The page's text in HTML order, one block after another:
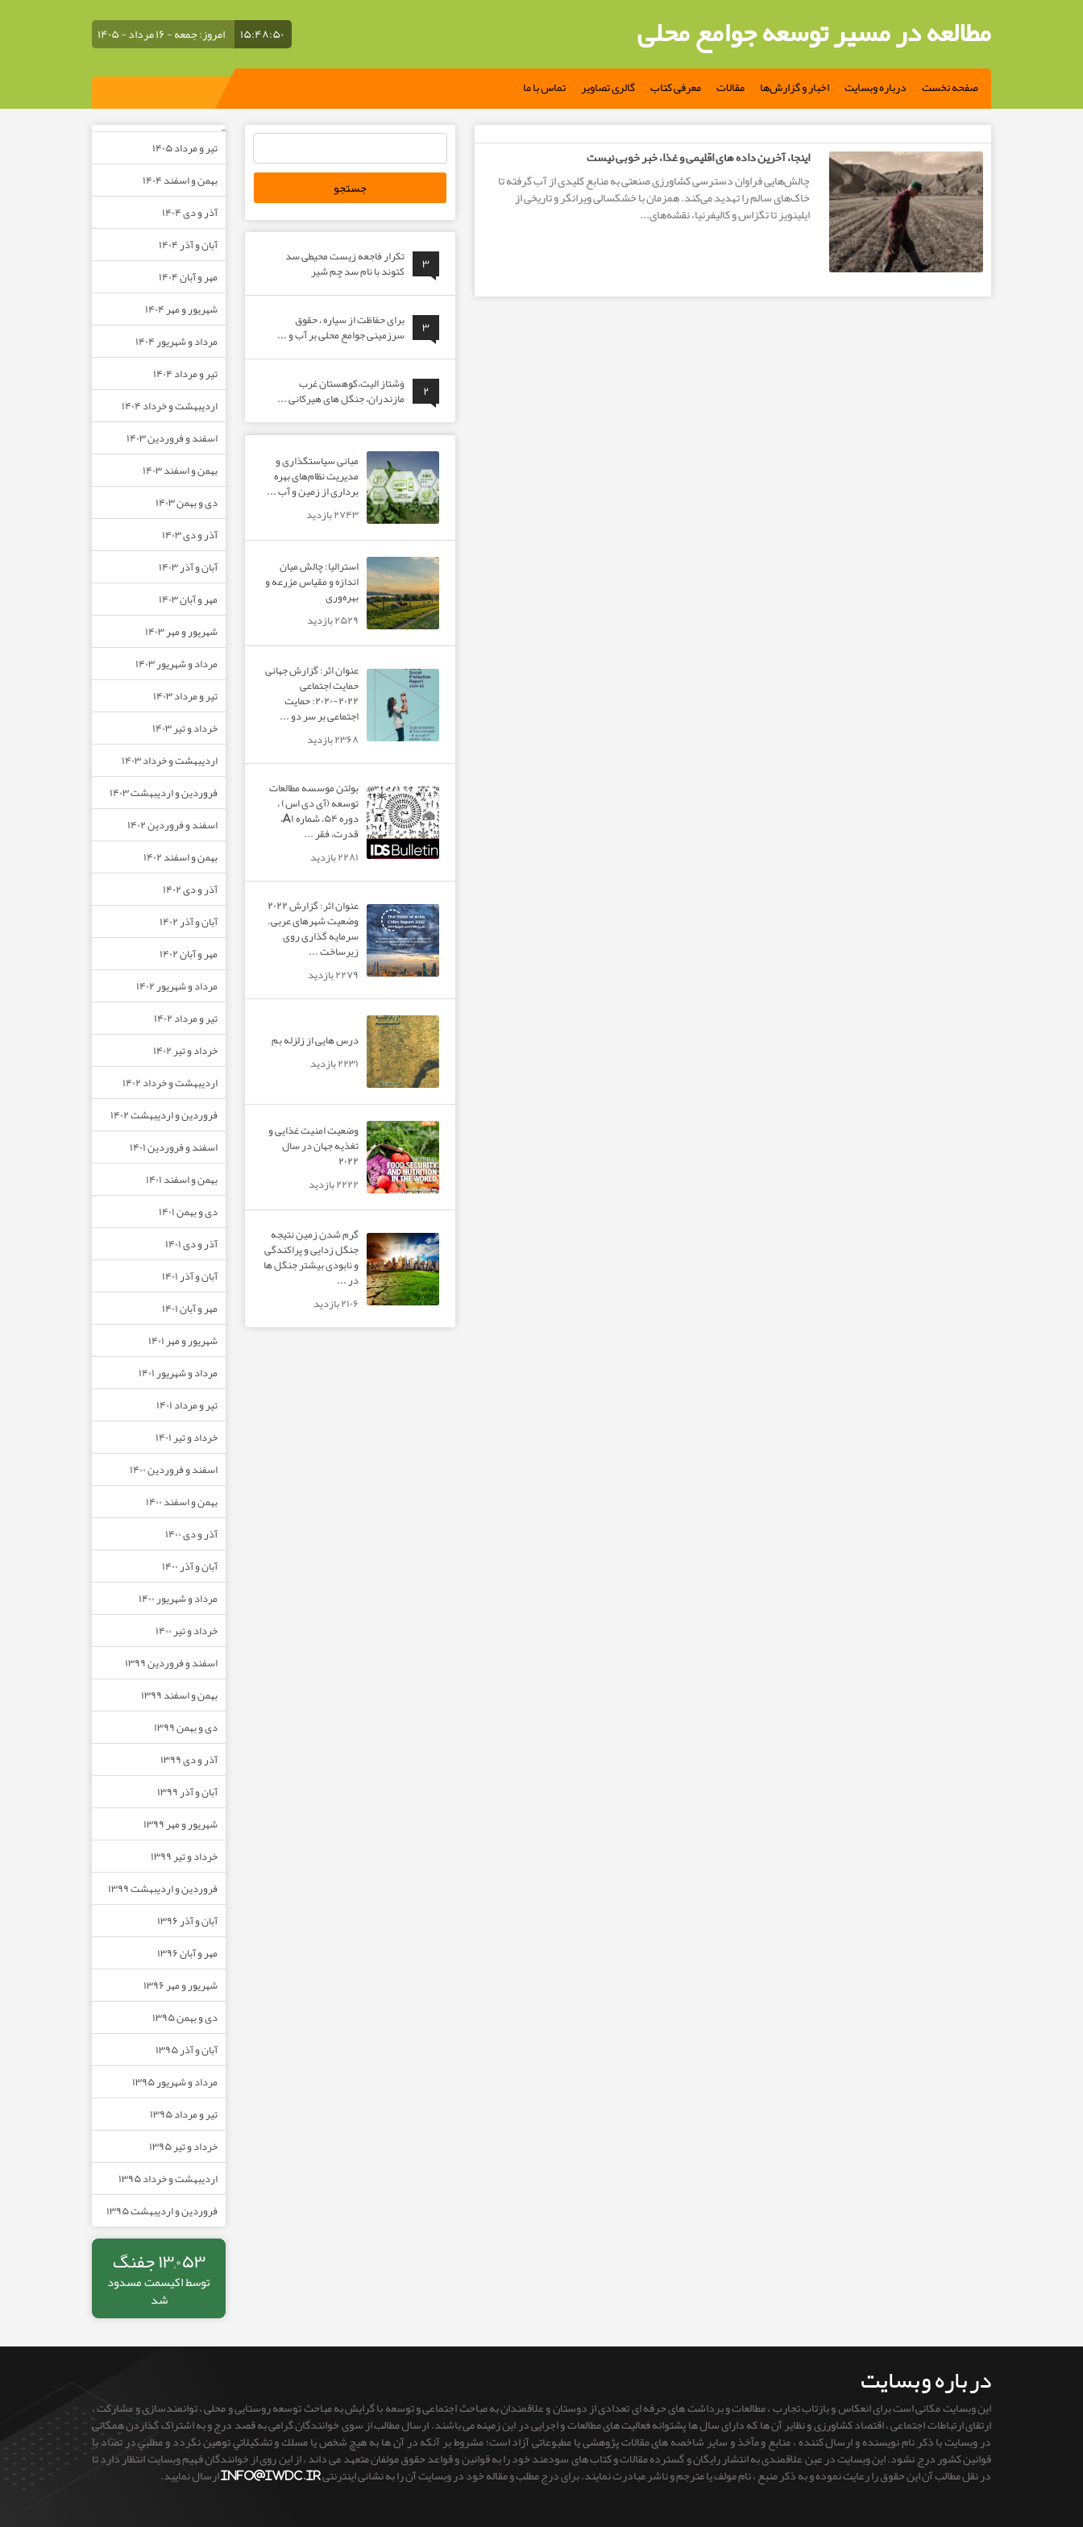
مطالعه در مسیر توسعه جوامع محلی ۱۵:۴۸:۵۰ امروز: جمعه - ۱۶ مرداد - ۱۴۰۵
صفحه نخست درباره وبسایت اخبار و گزارش‌ها مقالات معرفی کتاب گالری تصاویر تماس با ما
اینجا، آخرین داده های اقلیمی و غذا، خبر خوبی نیست
چالش‌هایی فراوان دسترسی کشاورزی صنعتی به منابع کلیدی از آب گرفته تا
خاک‌های سالم را تهدید می‌کند. همزمان با خشکسالی ویرانگر و تاریخی از
ایلینویز تا تگزاس و کالیفرنیا، نقشه‌های...
۳
تکرار فاجعه زیست محیطی سد
کتوند با نام سد چم شیر
۳
برای حفاظت از سیاره ، حقوق
سرزمینی جوامع محلی بر آب و ...
۲
وَشتاز الیت،کوهستان غرب
مازندران، جنگل های هیرکانی ...
مبانی سیاستگذاری و
مدیریت نظام‌های بهره‌
برداری از زمین و آب ...
۲۷۴۳ بازدید
استرالیا: چالش میان
اندازه و مقیاس مزرعه و
بهره‌وری
۲۵۲۹ بازدید
عنوان اثر: گزارش جهانی
حمایت اجتماعی
۲۰۲۲-۲۰۲۰: حمایت
اجتماعی بر سر دو ...
۲۳۶۸ بازدید
بولتن موسسه مطالعات
توسعه (آی دی اس) ،
دوره ۵۴، شماره A۱،
قدرت، فقر ...
۲۲۸۱ بازدید
عنوان اثر: گزارش ۲۰۲۲
وضعیت شهرهای عربی.
سرمایه گذاری روی
زیرساخت ...
۲۲۷۹ بازدید
درس هایی از زلزله بم
۲۲۳۱ بازدید
وضعیت امنیت غذایی و
تغذیه جهان در سال
۲۰۲۲
۲۲۲۲ بازدید
گرم شدن زمین نتیجه
جنگل زدایی و پراکندگی
و نابودی بیشتر جنگل ها
در ...
۲۱۰۶ بازدید
–
تیر و مرداد ۱۴۰۵
بهمن و اسفند ۱۴۰۴
آذر و دی ۱۴۰۴
آبان و آذر ۱۴۰۴
مهر و آبان ۱۴۰۴
شهریور و مهر ۱۴۰۴
مرداد و شهریور ۱۴۰۴
تیر و مرداد ۱۴۰۴
اردیبهشت و خرداد ۱۴۰۴
اسفند و فروردین ۱۴۰۳
بهمن و اسفند ۱۴۰۳
دی و بهمن ۱۴۰۳
آذر و دی ۱۴۰۳
آبان و آذر ۱۴۰۳
مهر و آبان ۱۴۰۳
شهریور و مهر ۱۴۰۳
مرداد و شهریور ۱۴۰۳
تیر و مرداد ۱۴۰۳
خرداد و تیر ۱۴۰۳
اردیبهشت و خرداد ۱۴۰۳
فروردین و اردیبهشت ۱۴۰۳
اسفند و فروردین ۱۴۰۲
بهمن و اسفند ۱۴۰۲
آذر و دی ۱۴۰۲
آبان و آذر ۱۴۰۲
مهر و آبان ۱۴۰۲
مرداد و شهریور ۱۴۰۲
تیر و مرداد ۱۴۰۲
خرداد و تیر ۱۴۰۲
اردیبهشت و خرداد ۱۴۰۲
فروردین و اردیبهشت ۱۴۰۲
اسفند و فروردین ۱۴۰۱
بهمن و اسفند ۱۴۰۱
دی و بهمن ۱۴۰۱
آذر و دی ۱۴۰۱
آبان و آذر ۱۴۰۱
مهر و آبان ۱۴۰۱
شهریور و مهر ۱۴۰۱
مرداد و شهریور ۱۴۰۱
تیر و مرداد ۱۴۰۱
خرداد و تیر ۱۴۰۱
اسفند و فروردین ۱۴۰۰
بهمن و اسفند ۱۴۰۰
آذر و دی ۱۴۰۰
آبان و آذر ۱۴۰۰
مرداد و شهریور ۱۴۰۰
خرداد و تیر ۱۴۰۰
اسفند و فروردین ۱۳۹۹
بهمن و اسفند ۱۳۹۹
دی و بهمن ۱۳۹۹
آذر و دی ۱۳۹۹
آبان و آذر ۱۳۹۹
شهریور و مهر ۱۳۹۹
خرداد و تیر ۱۳۹۹
فروردین و اردیبهشت ۱۳۹۹
آبان و آذر ۱۳۹۶
مهر و آبان ۱۳۹۶
شهریور و مهر ۱۳۹۶
دی و بهمن ۱۳۹۵
آبان و آذر ۱۳۹۵
مرداد و شهریور ۱۳۹۵
تیر و مرداد ۱۳۹۵
خرداد و تیر ۱۳۹۵
اردیبهشت و خرداد ۱۳۹۵
فروردین و اردیبهشت ۱۳۹۵
۱۳,۰۵۳ جفنگ
توسط اکیسمت مسدود
شد
درباره وبسایت
این وبسایت مکانی است برای انعکاس و بازتاب تجارب ، مطالعات و برداشت های حرفه ای تعدادی از دوستان و علاقمندان به مباحث اجتماعی و توسعه با گرایش به مباحث توسعه روستایی و محلی ، توانمندسازی و مشارکت ،
ارتقای ارتباطات اجتماعی ، اقتصاد کشاورزی و نظایر آن ها که دارای سال ها پشتوانه فعالیت های مطالعات و اجرایی در این زمینه می باشند. ارسال مطالب از سوی خوانندگان گرامی به قصد درج و به اشتراک گذاردن همگانی
در وبسایت با ذکر نام نویسنده و ارسال کننده ، منابع و مآخذ و سایر شاخصه های مقالات پژوهشی یا مطبوعاتی آزاد است؛ مشروط بر آنكه در آن ها به هيچ شخص يا مسلك و تشكيلاتي توهين نگردد و مطلبي در تضاد با
قوانين كشور درج نشود. این وبسایت در عین علاقمندی به انتشار رایگان و گسترده مقالات و کتاب های سودمند خود را به قوانین و قواعد حقوق مولفان متعهد می داند ، از این روی از خوانندگان فهیم وبسایت انتظار دارد تا
در نقل مطالب آن این حقوق را رعایت نموده و به ذکر منبع ، نام مولف یا مترجم و ناشر مبادرت نمایند. برای درج مطلب و مقاله خود در وبسایت آن را به نشانی اینترنتیinfo@iwdc.irارسال نمایید.